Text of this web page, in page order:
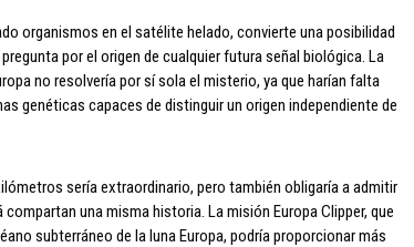
organismos en el satélite helado, convierte una posibilidad
por el origen de cualquier futura señal biológica. La
no resolvería por sí sola el misterio, ya que harían falta
genéticas capaces de distinguir un origen independiente de
sería extraordinario, pero también obligaría a admitir
una misma historia. La misión Europa Clipper, que
subterráneo de la luna Europa, podría proporcionar más